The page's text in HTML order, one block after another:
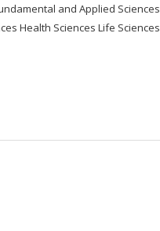
and Applied Sciences
Health Sciences Life Sciences